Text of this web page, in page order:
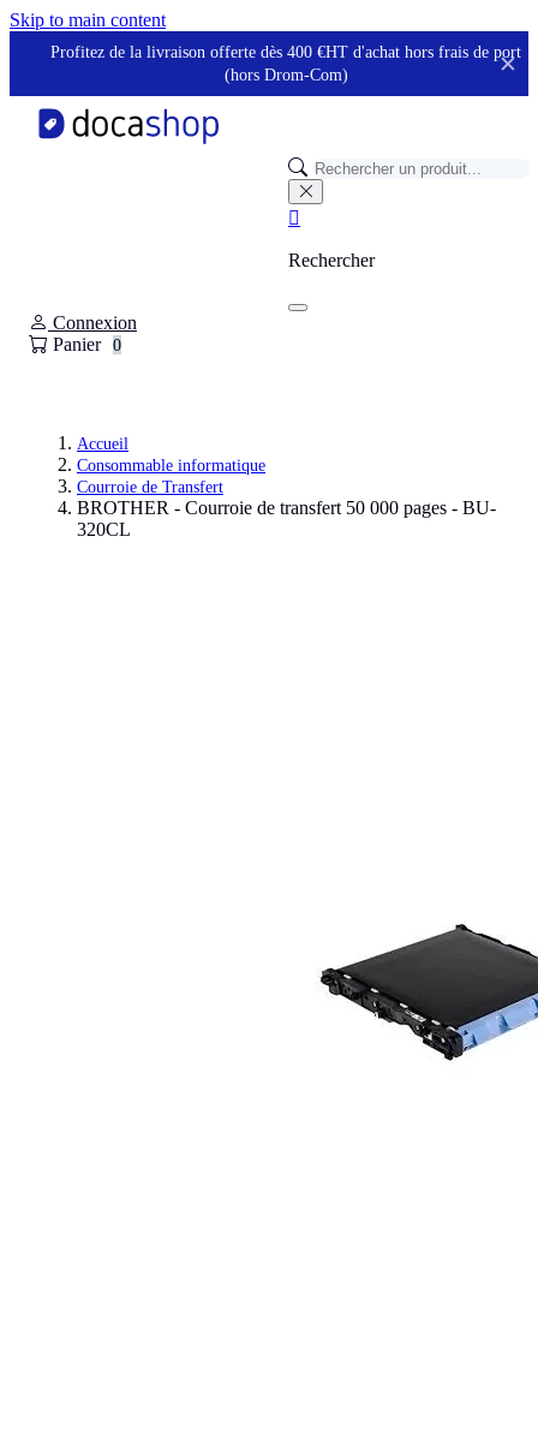
Skip to main content
Profitez de la livraison offerte dès 400 €HT d'achat hors frais de port
(hors Drom-Com)
✕

Rechercher
Connexion
Panier
0
Accueil
Consommable informatique
Courroie de Transfert
BROTHER - Courroie de transfert 50 000 pages - BU-
320CL
Panneau de gestion des cookies